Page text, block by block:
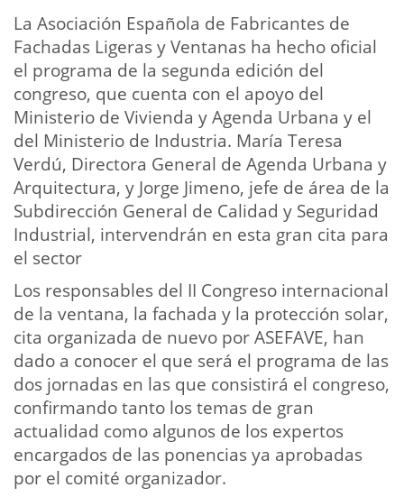
La Asociación Española de Fabricantes de
Fachadas Ligeras y Ventanas ha hecho oficial
el programa de la segunda edición del
congreso, que cuenta con el apoyo del
Ministerio de Vivienda y Agenda Urbana y el
del Ministerio de Industria. María Teresa
Verdú, Directora General de Agenda Urbana y
Arquitectura, y Jorge Jimeno, jefe de área de la
Subdirección General de Calidad y Seguridad
Industrial, intervendrán en esta gran cita para
el sector
Los responsables del II Congreso internacional
de la ventana, la fachada y la protección solar,
cita organizada de nuevo por ASEFAVE, han
dado a conocer el que será el programa de las
dos jornadas en las que consistirá el congreso,
confirmando tanto los temas de gran
actualidad como algunos de los expertos
encargados de las ponencias ya aprobadas
por el comité organizador.